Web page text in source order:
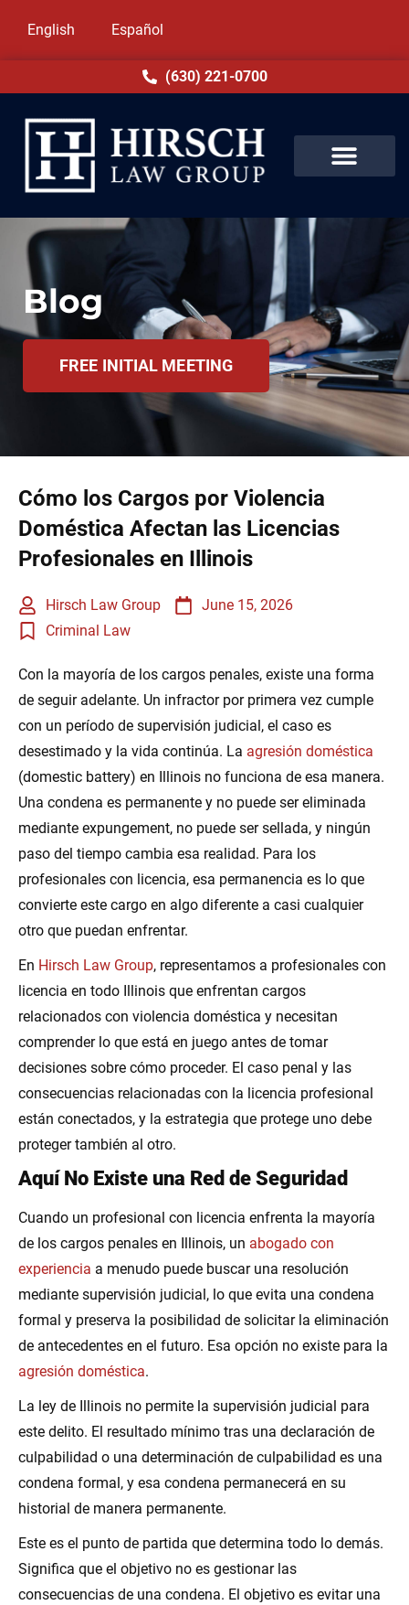
English Español
(630) 221-0700
Blog
FREE INITIAL MEETING
Cómo los Cargos por Violencia
Doméstica Afectan las Licencias
Profesionales en Illinois
Hirsch Law Group
June 15, 2026
Criminal Law
Con la mayoría de los cargos penales, existe una forma
de seguir adelante. Un infractor por primera vez cumple
con un período de supervisión judicial, el caso es
desestimado y la vida continúa. La agresión doméstica
(domestic battery) en Illinois no funciona de esa manera.
Una condena es permanente y no puede ser eliminada
mediante expungement, no puede ser sellada, y ningún
paso del tiempo cambia esa realidad. Para los
profesionales con licencia, esa permanencia es lo que
convierte este cargo en algo diferente a casi cualquier
otro que puedan enfrentar.
En Hirsch Law Group, representamos a profesionales con
licencia en todo Illinois que enfrentan cargos
relacionados con violencia doméstica y necesitan
comprender lo que está en juego antes de tomar
decisiones sobre cómo proceder. El caso penal y las
consecuencias relacionadas con la licencia profesional
están conectados, y la estrategia que protege uno debe
proteger también al otro.
Aquí No Existe una Red de Seguridad
Cuando un profesional con licencia enfrenta la mayoría
de los cargos penales en Illinois, un abogado con
experiencia a menudo puede buscar una resolución
mediante supervisión judicial, lo que evita una condena
formal y preserva la posibilidad de solicitar la eliminación
de antecedentes en el futuro. Esa opción no existe para la
agresión doméstica.
La ley de Illinois no permite la supervisión judicial para
este delito. El resultado mínimo tras una declaración de
culpabilidad o una determinación de culpabilidad es una
condena formal, y esa condena permanecerá en su
historial de manera permanente.
Este es el punto de partida que determina todo lo demás.
Significa que el objetivo no es gestionar las
consecuencias de una condena. El objetivo es evitar una